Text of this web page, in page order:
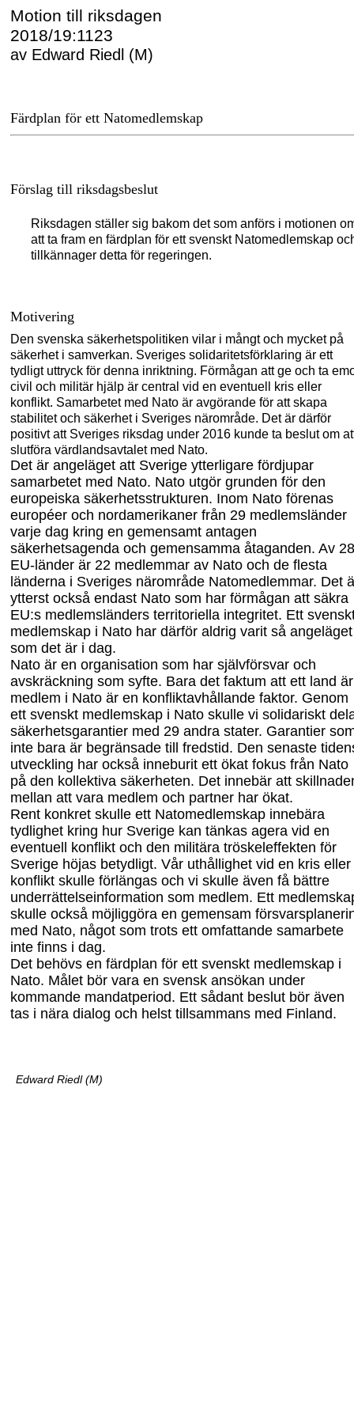
Motion till riksdagen
2018/19:1123
av Edward Riedl (M)
Färdplan för ett Natomedlemskap
Förslag till riksdagsbeslut
Riksdagen ställer sig bakom det som anförs i motionen
att ta fram en färdplan för ett svenskt Natomedlemskap
tillkännager detta för regeringen.
Motivering
Den svenska säkerhetspolitiken vilar i mångt och mycket på
säkerhet i samverkan. Sveriges solidaritetsförklaring är ett
tydligt uttryck för denna inriktning. Förmågan att ge och ta
civil och militär hjälp är central vid en eventuell kris eller
konflikt. Samarbetet med Nato är avgörande för att skapa
stabilitet och säkerhet i Sveriges närområde. Det är därför
positivt att Sveriges riksdag under 2016 kunde ta beslut om
slutföra värdlandsavtalet med Nato.
Det är angeläget att Sverige ytterligare fördjupar
samarbetet med Nato. Nato utgör grunden för den
europeiska säkerhetsstrukturen. Inom Nato förenas
européer och nordamerikaner från 29 medlemsländer
varje dag kring en gemensamt antagen
säkerhetsagenda och gemensamma åtaganden. Av 28
EU-länder är 22 medlemmar av Nato och de flesta
länderna i Sveriges närområde Natomedlemmar. Det
ytterst också endast Nato som har förmågan att säkra
EU:s medlemsländers territoriella integritet. Ett
medlemskap i Nato har därför aldrig varit så angeläget
som det är i dag.
Nato är en organisation som har självförsvar och
avskräckning som syfte. Bara det faktum att ett land är
medlem i Nato är en konfliktavhållande faktor. Genom
ett svenskt medlemskap i Nato skulle vi solidariskt
säkerhetsgarantier med 29 andra stater. Garantier
inte bara är begränsade till fredstid. Den senaste
utveckling har också inneburit ett ökat fokus från Nato
på den kollektiva säkerheten. Det innebär att
mellan att vara medlem och partner har ökat.
Rent konkret skulle ett Natomedlemskap innebära
tydlighet kring hur Sverige kan tänkas agera vid en
eventuell konflikt och den militära tröskeleffekten för
Sverige höjas betydligt. Vår uthållighet vid en kris eller
konflikt skulle förlängas och vi skulle även få bättre
underrättelseinformation som medlem. Ett
skulle också möjliggöra en gemensam
med Nato, något som trots ett omfattande samarbete
inte finns i dag.
Det behövs en färdplan för ett svenskt medlemskap i
Nato. Målet bör vara en svensk ansökan under
kommande mandatperiod. Ett sådant beslut bör även
tas i nära dialog och helst tillsammans med Finland.
Edward Riedl (M)